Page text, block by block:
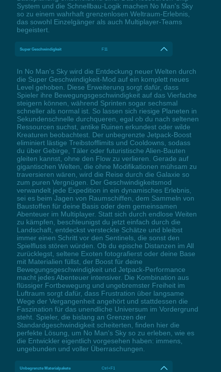
System und die Schnellbau-Logik machen No Man's Sky
so zu einem wahrhaft grenzenlosen Weltraum-Erlebnis,
das sowohl Einzelgänger als auch Multiplayer-Teams
begeistert.
Super Geschwindigkeit F11
In No Man's Sky wird die Entdeckung neuer Welten durch
die Super Geschwindigkeit-Mod auf ein komplett neues
Level gehoben. Diese Erweiterung sorgt dafür, dass
Spieler ihre Bewegungsgeschwindigkeit auf das Vierfache
steigern können, während Sprinten sogar sechsmal
schneller als normal ist. So lassen sich riesige Planeten in
Sekundenschnelle durchqueren, egal ob du nach seltenen
Ressourcen suchst, antike Ruinen erkundest oder wilde
Kreaturen beobachtest. Der unbegrenzte Jetpack-Boost
eliminiert lästige Treibstofflimits und Cooldowns, sodass
du über Gebirge, Täler oder futuristische Alien-Bauten
gleiten kannst, ohne den Flow zu verlieren. Gerade auf
gigantischen Welten, die ohne Modifikationen mühsam zu
traversieren wären, wird die Reise durch die Galaxie so
zum puren Vergnügen. Der Geschwindigkeitsmod
verwandelt jede Expedition in ein dynamisches Erlebnis,
sei es beim Jagen von Raumschiffen, dem Sammeln von
Baustoffen für deine Basis oder dem gemeinsamen
Abenteuer im Multiplayer. Statt sich durch endlose Weiten
zu kämpfen, beschleunigst du jetzt einfach durch die
Landschaft, entdeckst versteckte Schätze und bleibst
immer einen Schritt vor den Sentinels, die sonst den
Spielfluss stören würden. Ob du epische Distanzen im All
zurücklegst, seltene Exoten fotografierst oder deine Base
mit Materialien füllst, der Boost für deine
Bewegungsgeschwindigkeit und Jetpack-Performance
macht jedes Abenteuer intensiver. Die Kombination aus
flüssiger Fortbewegung und ungebremster Freiheit im
Luftraum sorgt dafür, dass Frustration über langsame
Wege der Vergangenheit angehört und stattdessen die
Faszination für das unendliche Universum im Vordergrund
steht. Spieler, die bislang an Grenzen der
Standardgeschwindigkeit scheiterten, finden hier die
perfekte Lösung, um No Man's Sky so zu erleben, wie es
die Entwickler eigentlich vorgesehen haben: immens,
ungebunden und voller Überraschungen.
Unbegrenzte Materialpakete Ctrl+F1